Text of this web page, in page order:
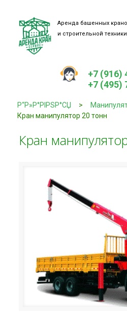
Аренда башенных
и строительной техники
+7 (916)
+7 (495)
Р“Р»Р°РІРЅР°СЏ >
Кран манипулятор 20 тонн
Кран